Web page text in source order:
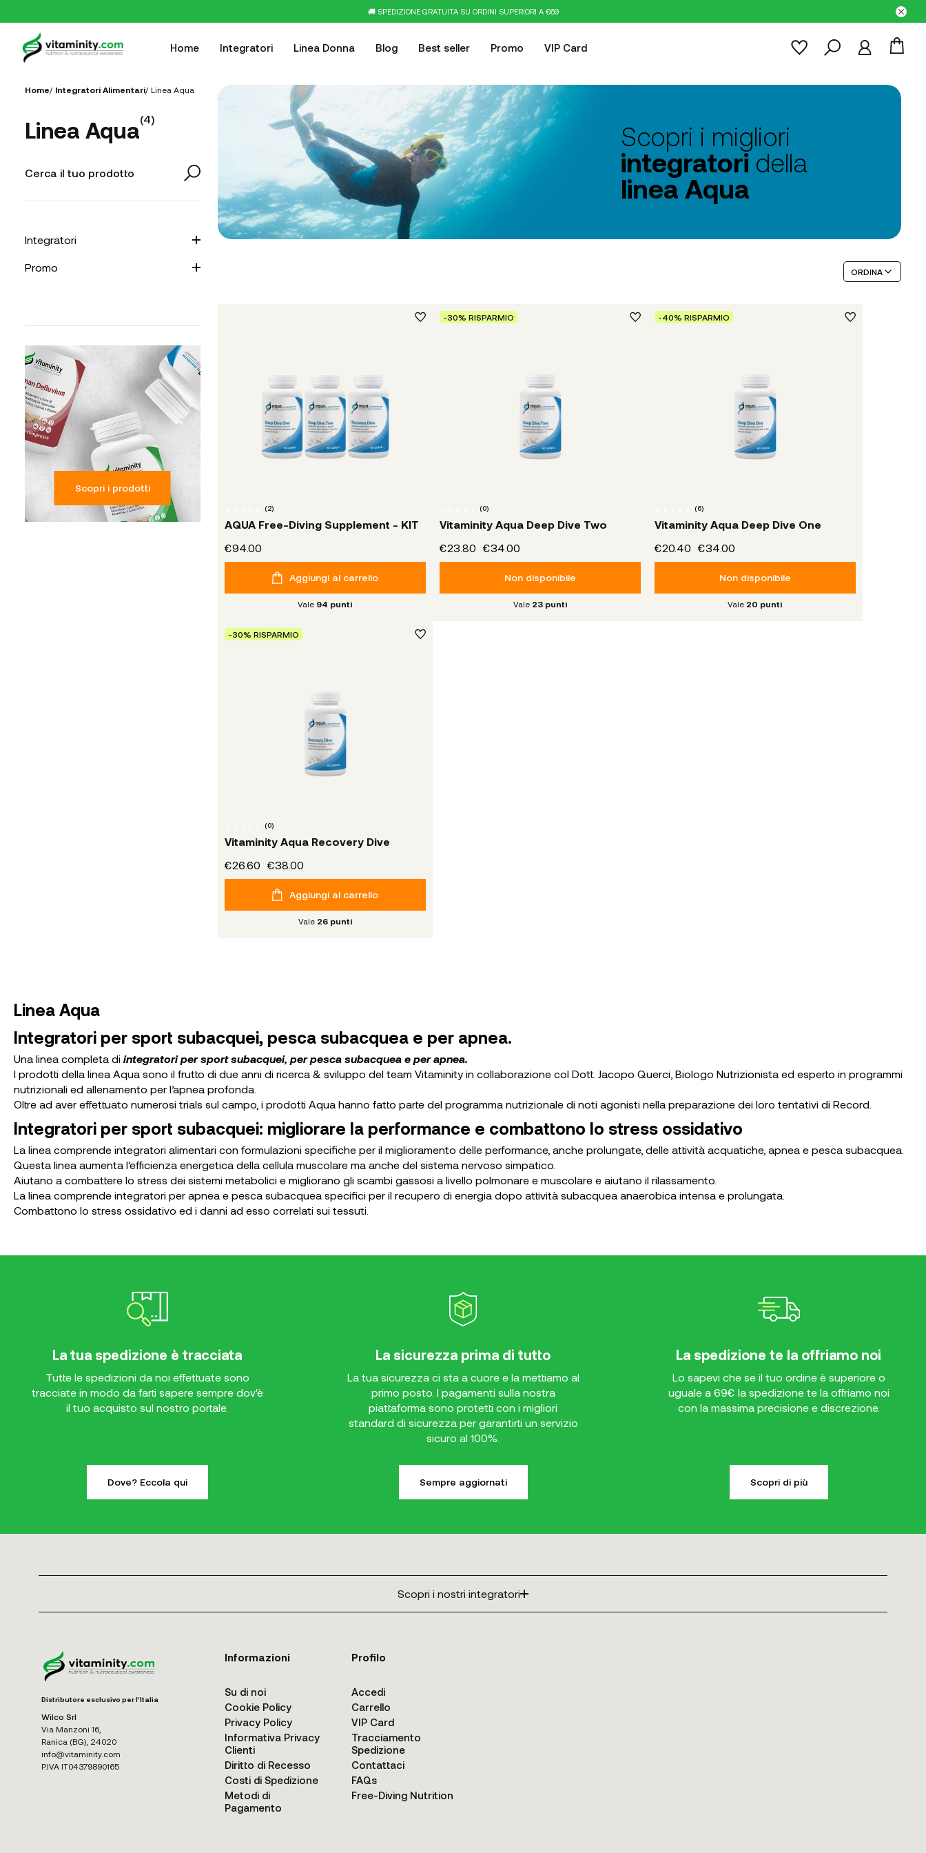
🚚 SPEDIZIONE GRATUITA SU ORDINI SUPERIORI A €69
Home Integratori Linea Donna Blog Best seller Promo VIP Card
Home/ Integratori Alimentari/ Linea Aqua
Linea Aqua(4)
Integratori
Promo
Scopri i prodotti
Scopri i migliori
integratoridella
linea Aqua
ORDINA
(2)
AQUA Free-Diving Supplement - KIT
€94.00
Aggiungi al carrello
Vale 94 punti
-30% RISPARMIO
(0)
Vitaminity Aqua Deep Dive Two
€23.80 €34.00
Non disponibile
Vale 23 punti
-40% RISPARMIO
(6)
Vitaminity Aqua Deep Dive One
€20.40 €34.00
Non disponibile
Vale 20 punti
-30% RISPARMIO
(0)
Vitaminity Aqua Recovery Dive
€26.60 €38.00
Aggiungi al carrello
Vale 26 punti
Linea Aqua
Integratori per sport subacquei, pesca subacquea e per apnea.
Una linea completa diintegratoriper sport subacquei, per pesca subacquea e per apnea.
I prodotti della linea Aqua sono il frutto di due anni di ricerca & sviluppo del team Vitaminity in collaborazione col Dott. Jacopo Querci, Biologo Nutrizionista ed esperto in programmi
nutrizionali ed allenamento per l’apnea profonda.
Oltre ad aver effettuato numerosi trials sul campo, i prodotti Aqua hanno fatto parte del programma nutrizionale di noti agonisti nella preparazione dei loro tentativi di Record.
Integratori per sport subacquei: migliorare la performance e combattono lo stress ossidativo
La linea comprende integratori alimentari con formulazioni specifiche per il miglioramento delle performance, anche prolungate, delle attività acquatiche, apnea e pesca subacquea.
Questa linea aumenta l’efficienza energetica della cellula muscolare ma anche del sistema nervoso simpatico.
Aiutano a combattere lo stress dei sistemi metabolici e migliorano gli scambi gassosi a livello polmonare e muscolare e aiutano il rilassamento.
La linea comprende integratori per apnea e pesca subacquea specifici per il recupero di energia dopo attività subacquea anaerobica intensa e prolungata.
Combattono lo stress ossidativo ed i danni ad esso correlati sui tessuti.
La tua spedizione è tracciata
Tutte le spedizioni da noi effettuate sono
tracciate in modo da farti sapere sempre dov'è
il tuo acquisto sul nostro portale.
Dove? Eccola qui
La sicurezza prima di tutto
La tua sicurezza ci sta a cuore e la mettiamo al
primo posto. I pagamenti sulla nostra
piattaforma sono protetti con i migliori
standard di sicurezza per garantirti un servizio
sicuro al 100%.
Sempre aggiornati
La spedizione te la offriamo noi
Lo sapevi che se il tuo ordine è superiore o
uguale a 69€ la spedizione te la offriamo noi
con la massima precisione e discrezione.
Scopri di più
Scopri i nostri integratori
Distributore esclusivo per l'Italia
Wilco Srl
Via Manzoni 16,
Ranica (BG), 24020
info@vitaminity.com
P.IVA IT04379890165
Informazioni
Su di noi
Cookie Policy
Privacy Policy
Informativa Privacy
Clienti
Diritto di Recesso
Costi di Spedizione
Metodi di
Pagamento
Profilo
Accedi
Carrello
VIP Card
Tracciamento
Spedizione
Contattaci
FAQs
Free-Diving Nutrition